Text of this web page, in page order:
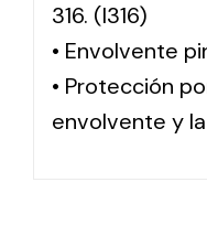
316. (I316)
• Envolvente
• Protección
envolvente y